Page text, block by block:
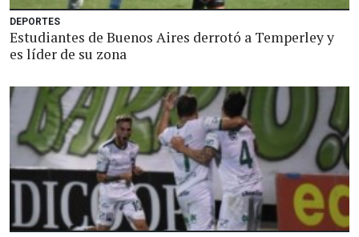
DEPORTES
Estudiantes de Buenos Aires derrotó a Temperley y
es líder de su zona